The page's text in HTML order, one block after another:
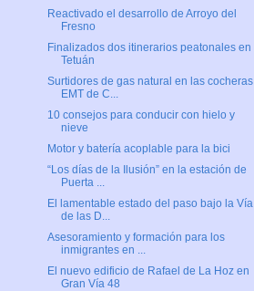
Reactivado el desarrollo de Arroyo del
Fresno
Finalizados dos itinerarios peatonales en
Tetuán
Surtidores de gas natural en las cocheras
EMT de C...
10 consejos para conducir con hielo y
nieve
Motor y batería acoplable para la bici
“Los días de la Ilusión” en la estación de
Puerta ...
El lamentable estado del paso bajo la Vía
de las D...
Asesoramiento y formación para los
inmigrantes en ...
El nuevo edificio de Rafael de La Hoz en
Gran Vía 48